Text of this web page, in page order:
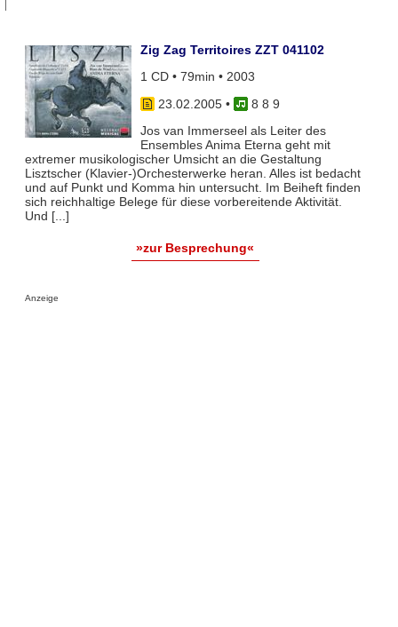
Zig Zag Territoires ZZT 041102
1 CD • 79min • 2003
23.02.2005•
8 8 9
Jos van Immerseel als Leiter des
Ensembles Anima Eterna geht mit
extremer musikologischer Umsicht an die Gestaltung
Lisztscher (Klavier-)Orchesterwerke heran. Alles ist bedacht
und auf Punkt und Komma hin untersucht. Im Beiheft finden
sich reichhaltige Belege für diese vorbereitende Aktivität.
Und [...]
»zur Besprechung«
Anzeige